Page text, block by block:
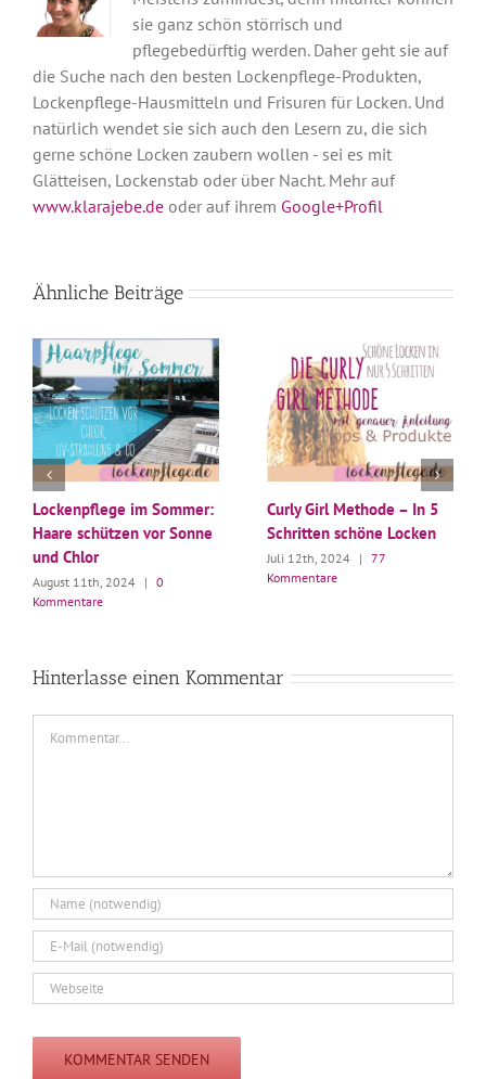
sie ganz schön störrisch und
pflegebedürftig werden. Daher geht sie auf
die Suche nach den besten Lockenpflege-Produkten,
Lockenpflege-Hausmitteln und Frisuren für Locken. Und
natürlich wendet sie sich auch den Lesern zu, die sich
gerne schöne Locken zaubern wollen - sei es mit
Glätteisen, Lockenstab oder über Nacht. Mehr auf
www.klarajebe.de oder auf ihrem Google+Profil
Ähnliche Beiträge
Lockenpflege im Sommer:
Haare schützen vor Sonne
und Chlor
August 11th, 2024 | 0
Kommentare
Curly Girl Methode – In 5
Schritten schöne Locken
Juli 12th, 2024 | 77
Kommentare
Hinterlasse einen Kommentar